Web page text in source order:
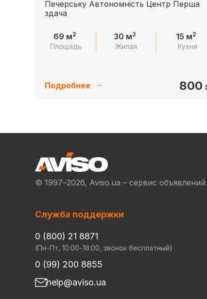
Печерську Автономність Центр Перша
здача
69 м2
Площадь
30 м2
Жилая
15 м2
Кухня
Подробнее 800
© 1997–2026, Aviso.ua – сервис объявлений
Служба поддержки
0 (800) 21 8871
(Пн-Пт, 10:00-18:00, звонок бесплатный)
0 (99) 200 8855
help@aviso.ua